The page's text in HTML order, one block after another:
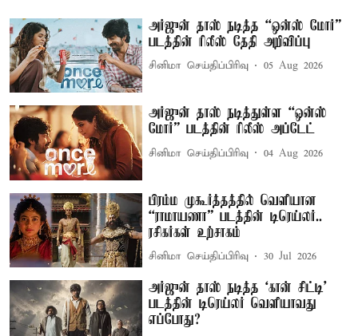
அர்ஜுன் தாஸ் நடித்த “ஒன்ஸ் மோர்”
படத்தின் ரிலீஸ் தேதி அறிவிப்பு
சினிமா செய்திப்பிரிவு 05 Aug 2026
அர்ஜுன் தாஸ் நடித்துள்ள “ஒன்ஸ்
மோர்” படத்தின் ரிலீஸ் அப்டேட்
சினிமா செய்திப்பிரிவு 04 Aug 2026
பிரம்ம முகூர்த்தத்தில் வெளியான
“ராமாயணா” படத்தின் டிரெய்லர்..
ரசிகர்கள் உற்சாகம்
சினிமா செய்திப்பிரிவு 30 Jul 2026
அர்ஜுன் தாஸ் நடித்த ‘கான் சிட்டி’
படத்தின் டிரெய்லர் வெளியாவது
எப்போது?